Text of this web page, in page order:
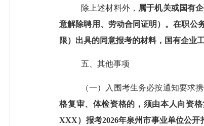
除上述材料外， 属于机关或国有
意解除聘用、劳动合同证明）。在职公
限） 出具的同意报考的材料，国有企业
五、其他事项
（一）入围考生务必按通知要求
格复审、 体检资格的 ， 须由本人向资
XXX）报考2026年泉州市事业单位公开